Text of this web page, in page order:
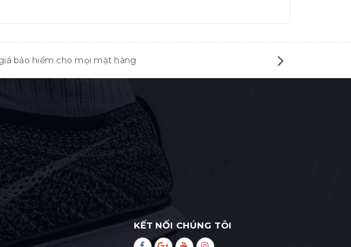
bảo hiểm cho mọi mặt hàng
KẾT NỐI CHÚNG TÔI